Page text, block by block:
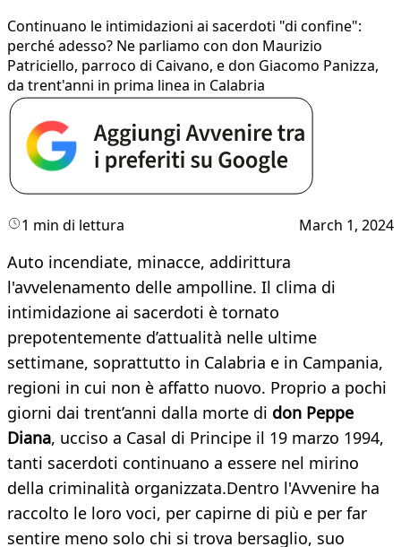
Continuano le intimidazioni ai sacerdoti "di confine":
perché adesso? Ne parliamo con don Maurizio
Patriciello, parroco di Caivano, e don Giacomo Panizza,
da trent'anni in prima linea in Calabria
1 min di lettura March 1, 2024
Auto incendiate, minacce, addirittura
l'avvelenamento delle ampolline. Il clima di
intimidazione ai sacerdoti è tornato
prepotentemente d’attualità nelle ultime
settimane, soprattutto in Calabria e in Campania,
regioni in cui non è affatto nuovo. Proprio a pochi
giorni dai trent’anni dalla morte di don Peppe
Diana, ucciso a Casal di Principe il 19 marzo 1994,
tanti sacerdoti continuano a essere nel mirino
della criminalità organizzata.Dentro l'Avvenire ha
raccolto le loro voci, per capirne di più e per far
sentire meno solo chi si trova bersaglio, suo